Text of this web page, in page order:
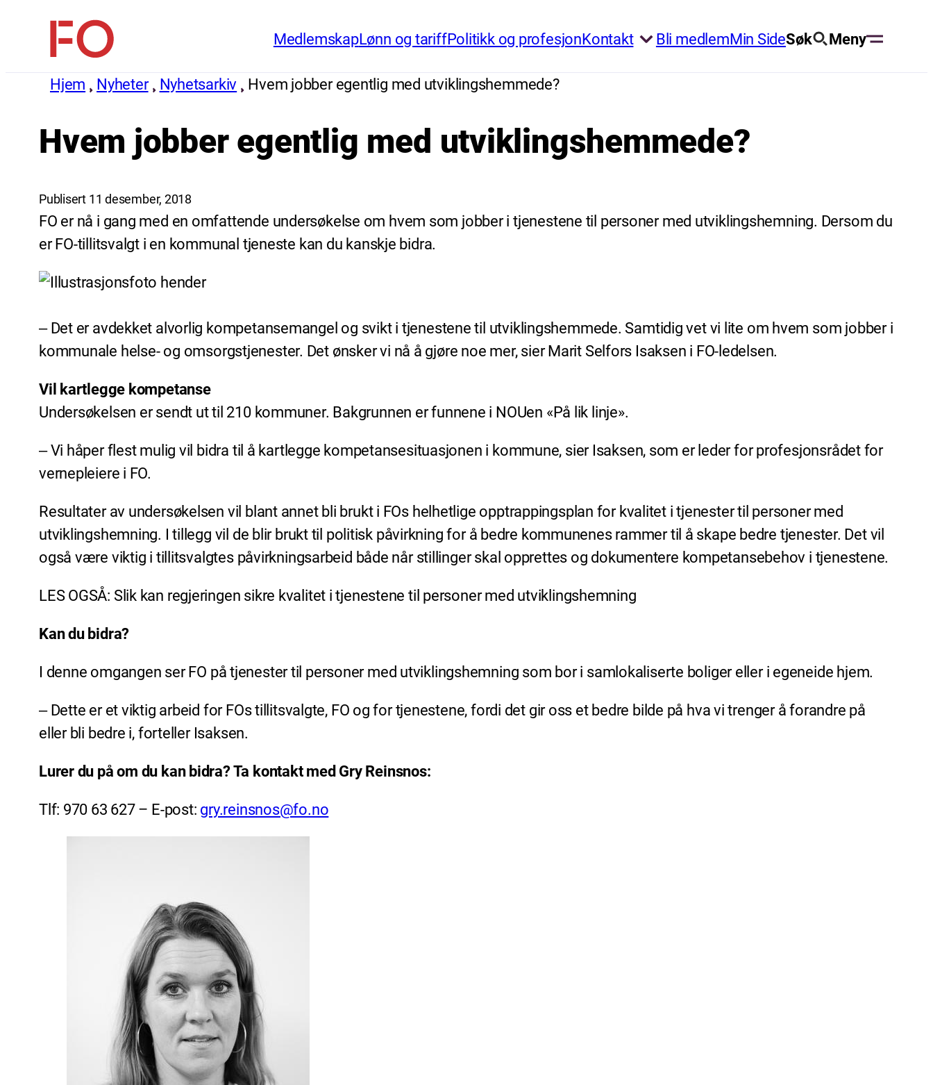
innholdFO
(Fellesorganisasjonen)
MedlemskapLønn og tariffPolitikk og profesjonKontakt Bli medlemMin SideSøk Meny
Hjem Nyheter Nyhetsarkiv Hvem jobber egentlig med utviklingshemmede?
Hvem jobber egentlig med utviklingshemmede?
Publisert 11 desember, 2018
FO er nå i gang med en omfattende undersøkelse om hvem som jobber i tjenestene til personer med utviklingshemning. Dersom du
er FO-tillitsvalgt i en kommunal tjeneste kan du kanskje bidra.
‒ Det er avdekket alvorlig kompetansemangel og svikt i tjenestene til utviklingshemmede. Samtidig vet vi lite om hvem som jobber i
kommunale helse- og omsorgstjenester. Det ønsker vi nå å gjøre noe mer, sier Marit Selfors Isaksen i FO-ledelsen.
Vil kartlegge kompetanse
Undersøkelsen er sendt ut til 210 kommuner. Bakgrunnen er funnene i NOUen «På lik linje».
‒ Vi håper flest mulig vil bidra til å kartlegge kompetansesituasjonen i kommune, sier Isaksen, som er leder for profesjonsrådet for
vernepleiere i FO.
Resultater av undersøkelsen vil blant annet bli brukt i FOs helhetlige opptrappingsplan for kvalitet i tjenester til personer med
utviklingshemning. I tillegg vil de blir brukt til politisk påvirkning for å bedre kommunenes rammer til å skape bedre tjenester. Det vil
også være viktig i tillitsvalgtes påvirkningsarbeid både når stillinger skal opprettes og dokumentere kompetansebehov i tjenestene.
LES OGSÅ: Slik kan regjeringen sikre kvalitet i tjenestene til personer med utviklingshemning
Kan du bidra?
I denne omgangen ser FO på tjenester til personer med utviklingshemning som bor i samlokaliserte boliger eller i egeneide hjem.
‒ Dette er et viktig arbeid for FOs tillitsvalgte, FO og for tjenestene, fordi det gir oss et bedre bilde på hva vi trenger å forandre på
eller bli bedre i, forteller Isaksen.
Lurer du på om du kan bidra? Ta kontakt med Gry Reinsnos:
Tlf: 970 63 627 – E-post: gry.reinsnos@fo.no